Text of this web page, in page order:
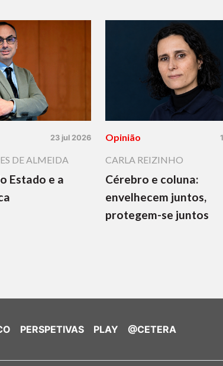
23 jul 2026
DE ALMEIDA
Estado e a
Opinião
CARLA REIZINHO
Cérebro e coluna:
envelhecem juntos,
protegem-se juntos
PERSPETIVAS PLAY @CETERA